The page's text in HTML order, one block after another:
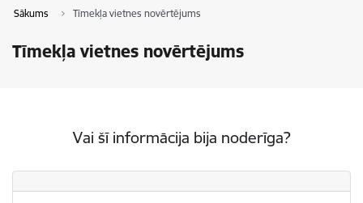
Sākums Tīmekļa vietnes novērtējums
Tīmekļa vietnes novērtējums
Vai šī informācija bija noderīga?
Vai šī informācija bija noderīga?